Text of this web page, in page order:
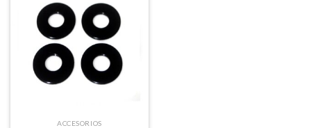
ACCESORIOS